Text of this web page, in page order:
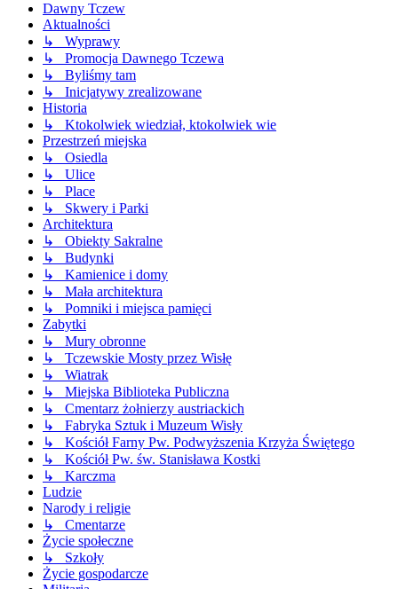
Dawny Tczew
Aktualności
↳ Wyprawy
↳ Promocja Dawnego Tczewa
↳ Byliśmy tam
↳ Inicjatywy zrealizowane
Historia
↳ Ktokolwiek wiedział, ktokolwiek wie
Przestrzeń miejska
↳ Osiedla
↳ Ulice
↳ Place
↳ Skwery i Parki
Architektura
↳ Obiekty Sakralne
↳ Budynki
↳ Kamienice i domy
↳ Mała architektura
↳ Pomniki i miejsca pamięci
Zabytki
↳ Mury obronne
↳ Tczewskie Mosty przez Wisłę
↳ Wiatrak
↳ Miejska Biblioteka Publiczna
↳ Cmentarz żołnierzy austriackich
↳ Fabryka Sztuk i Muzeum Wisły
↳ Kościół Farny Pw. Podwyższenia Krzyża Świętego
↳ Kościół Pw. św. Stanisława Kostki
↳ Karczma
Ludzie
Narody i religie
↳ Cmentarze
Życie społeczne
↳ Szkoły
Życie gospodarcze